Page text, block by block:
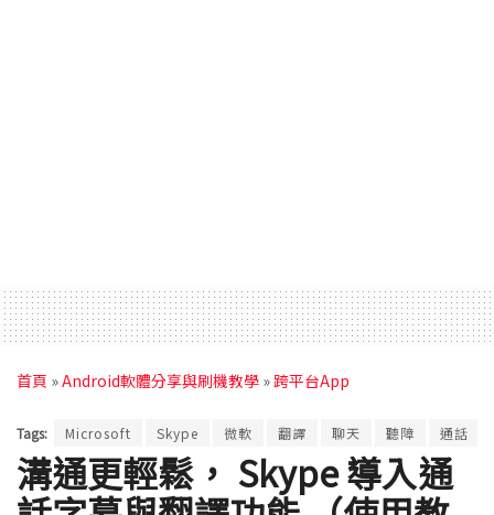
首頁 »Android軟體分享與刷機教學 » 跨平台App
Tags: Microsoft Skype 微軟 翻譯 聊天 聽障 通話
溝通更輕鬆， Skype 導入通